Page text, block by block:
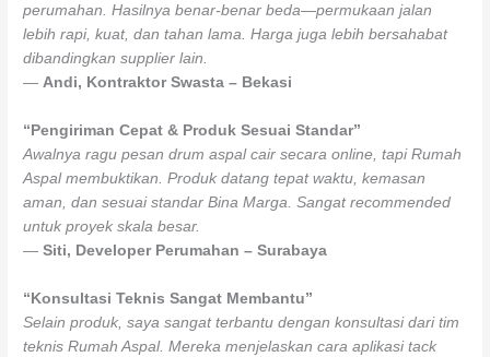
perumahan. Hasilnya benar-benar beda—permukaan jalan
lebih rapi, kuat, dan tahan lama. Harga juga lebih bersahabat
dibandingkan supplier lain.
— Andi, Kontraktor Swasta – Bekasi
“Pengiriman Cepat & Produk Sesuai Standar”
Awalnya ragu pesan drum aspal cair secara online, tapi Rumah
Aspal membuktikan. Produk datang tepat waktu, kemasan
aman, dan sesuai standar Bina Marga. Sangat recommended
untuk proyek skala besar.
—Siti, Developer Perumahan – Surabaya
“Konsultasi Teknis Sangat Membantu”
Selain produk, saya sangat terbantu dengan konsultasi dari tim
teknis Rumah Aspal. Mereka menjelaskan cara aplikasi tack